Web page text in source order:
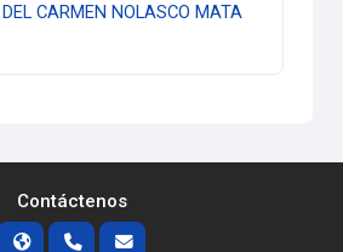
CARMEN NOLASCO MATA
Contáctenos